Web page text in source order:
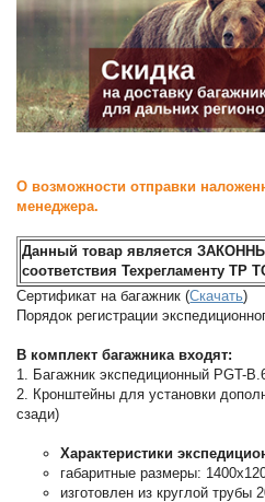
О возможности отправки
менеджера.
Данный товар является
соответствия Техрегламенту ТР
Сертификат на багажник (Скачать)
Порядок регистрации
В комплект багажника входят:
1. Багажник экспедиционный PGT-
2. Кронштейны для установки
сзади)
Характеристики
габаритные размеры:
изготовлен из круглой